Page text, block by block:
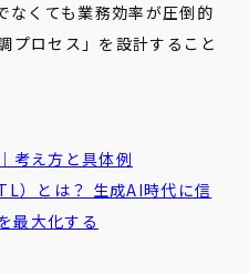
くても業務効率が圧倒的
プロセス」を設計すること
考え方と具体例
）とは？ 生成AI時代に信
最大化する